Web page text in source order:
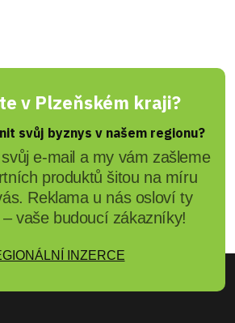
v Plzeňském kraji?
svůj byznys v našem regionu?
e-mail a my vám zašleme
produktů šitou na míru
Reklama u nás osloví ty
vaše budoucí zákazníky!
INZERCE